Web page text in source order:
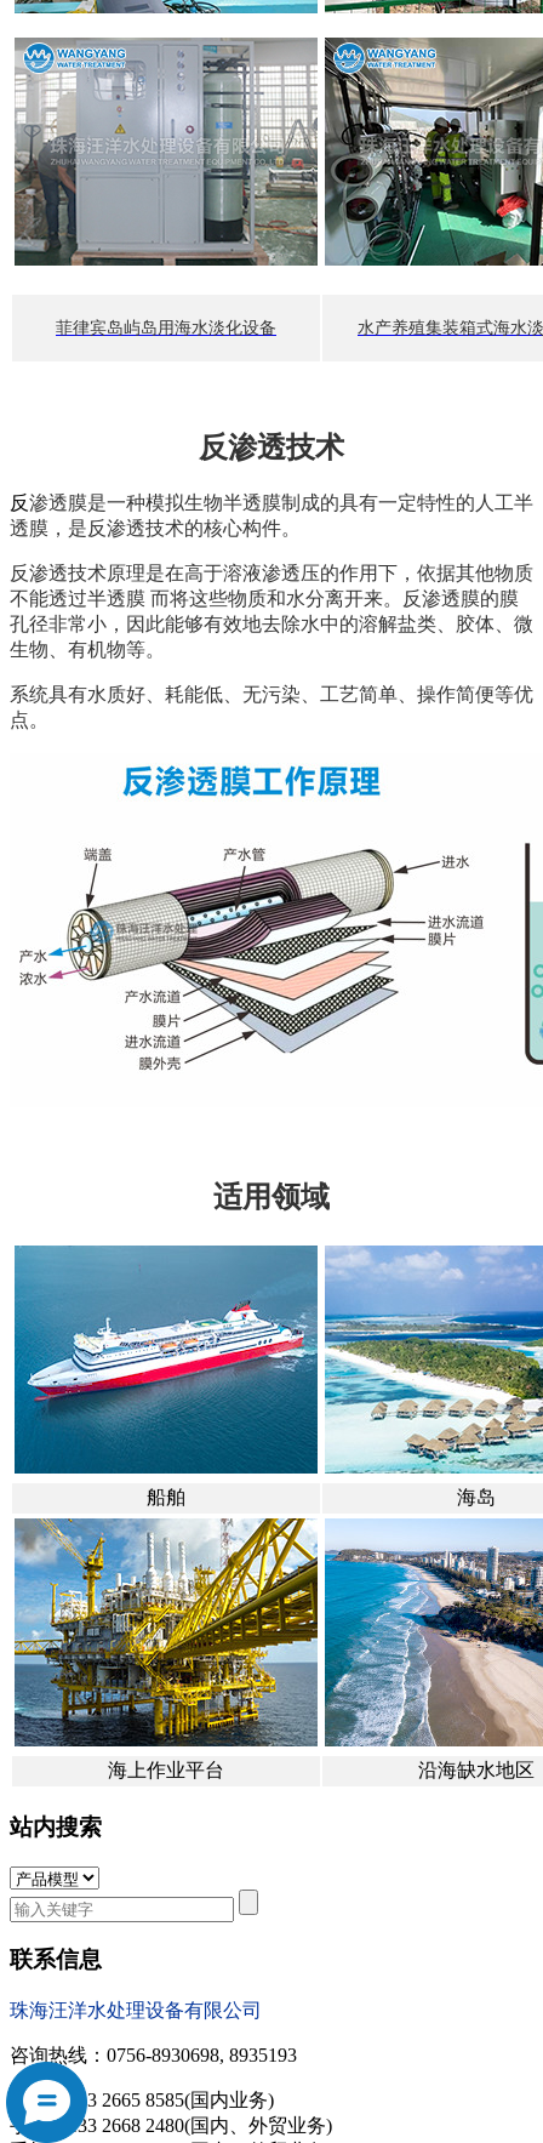
菲律宾岛屿岛用海水淡化设备 水产养殖集装箱式海水
反渗透技术
反渗透膜是一种模拟生物半透膜制成的具有一定特性的人工半
透膜，是反渗透技术的核心构件。
反渗透技术原理是在高于溶液渗透压的作用下，依据其他物质
不能透过半透膜 而将这些物质和水分离开来。反渗透膜的膜
孔径非常小，因此能够有效地去除水中的溶解盐类、胶体、微
生物、有机物等。
系统具有水质好、耗能低、无污染、工艺简单、操作简便等优
点。
适用领域
船舶 海岛
海上作业平台 沿海缺水地区
站内搜索
联系信息
珠海汪洋水处理设备有限公司
咨询热线：0756-8930698, 8935193
手机：133 2665 8585(国内业务)
手机：133 2668 2480(国内、外贸业务)